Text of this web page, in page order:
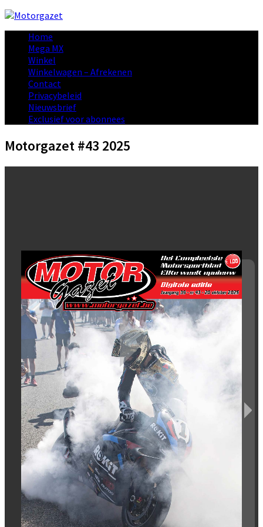
Home
Mega MX
Winkel
Winkelwagen – Afrekenen
Contact
Privacybeleid
Nieuwsbrief
Exclusief voor abonnees
Motorgazet #43 2025